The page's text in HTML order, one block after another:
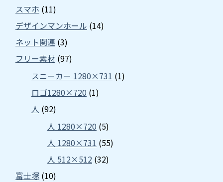
スマホ (11)
デザインマンホール (14)
ネット関連 (3)
フリー素材 (97)
スニーカー 1280×731 (1)
ロゴ1280×720 (1)
人 (92)
人 1280×720 (5)
人 1280×731 (55)
人 512×512 (32)
富士塚 (10)